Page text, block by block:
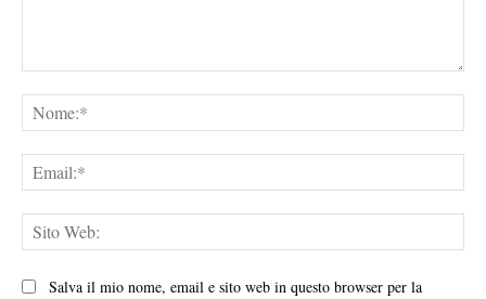
Salva il mio nome, email e sito web in questo browser per la